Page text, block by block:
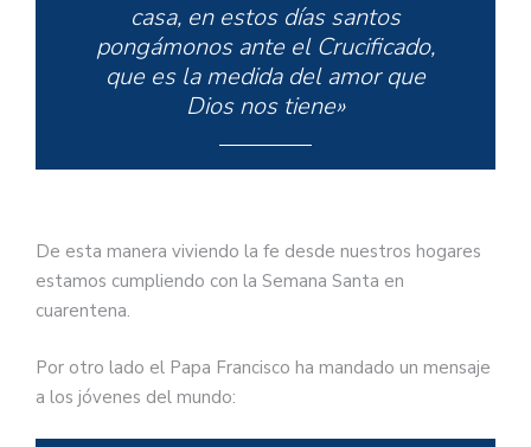
casa, en estos días santos
pongámonos ante el Crucificado,
que es la medida del amor que
Dios nos tiene»
De esta manera viviendo la fe desde nuestros hogares
estamos cumpliendo con la Semana Santa en
cuarentena.
Por otro lado el Papa Francisco ha mandado un mensaje
a los jóvenes del mundo: